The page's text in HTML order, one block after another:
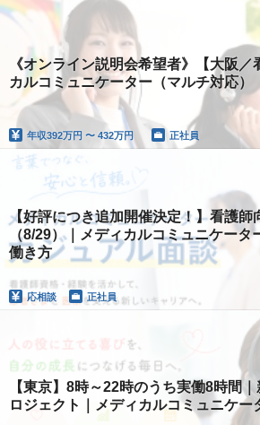
《オンライン説明会希望者》【大阪／
カルコミュニケーター（マルチ対応）
年収392万円 〜 432万円 正社員
【好評につき追加開催決定！】看護師
（8/29）｜メディカルコミュニケータ
働き方
応相談 正社員
【東京】8時～22時のうち実働8時間
ロジェクト｜メディカルコミュニケー